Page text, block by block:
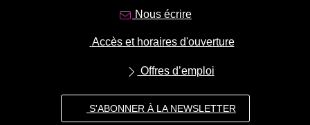
Nous écrire
Accès et horaires d'ouverture
Offres d’emploi
S'ABONNER À LA NEWSLETTER